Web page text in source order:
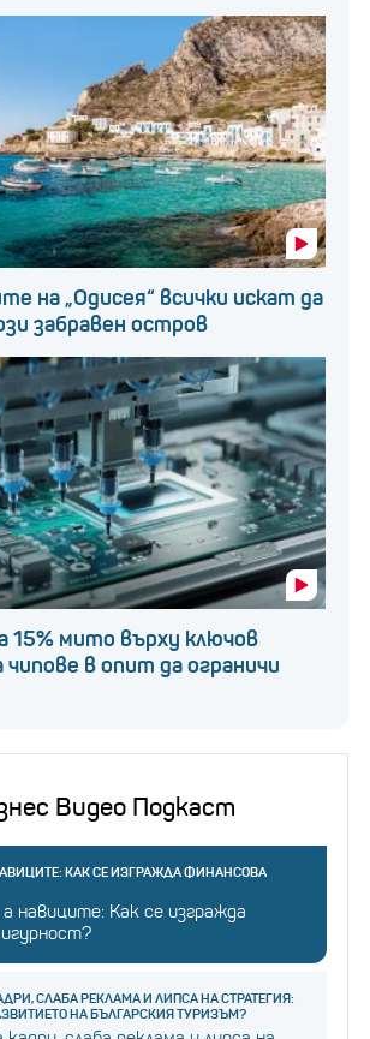
на „Одисея“ всички искат да
забравен остров
15% мито върху ключов
в опит да ограничи
Видео Подкаст
КАК СЕ ИЗГРАЖДА ФИНАНСОВА
навиците: Как се изгражда
СЛАБА РЕКЛАМА И ЛИПСА НА СТРАТЕГИЯ:
НА БЪЛГАРСКИЯ ТУРИЗЪМ?